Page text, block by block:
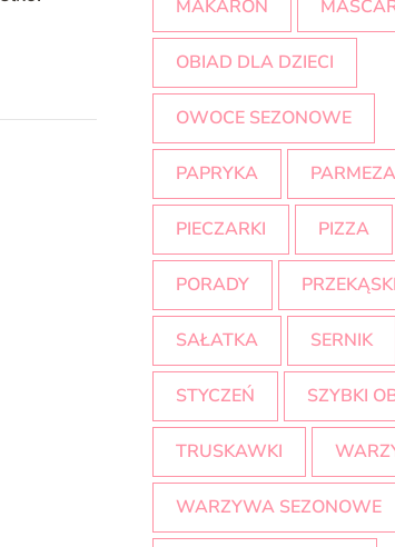
MAKARON
OBIAD DLA DZIECI
OWOCE SEZONOWE
PAPRYKA
PIECZARKI PIZZA
PORADY PRZEKĄSKI
SAŁATKA SERNIK
STYCZEŃ SZYBKI
TRUSKAWKI
WARZYWA SEZONOWE